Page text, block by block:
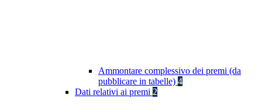
Ammontare complessivo dei premi (da
pubblicare in tabelle) 4
Dati relativi ai premi 2